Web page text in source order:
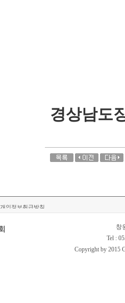
개인정보취급방침
창
Tel :
Copyright by 2015